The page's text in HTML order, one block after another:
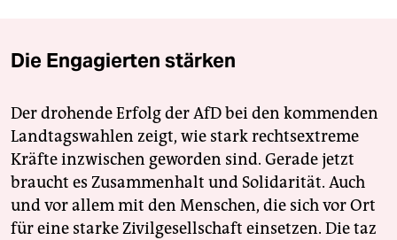
Die Engagierten stärken
Der drohende Erfolg der AfD bei den kommenden
Landtagswahlen zeigt, wie stark rechtsextreme
Kräfte inzwischen geworden sind. Gerade jetzt
braucht es Zusammenhalt und Solidarität. Auch
und vor allem mit den Menschen, die sich vor Ort
für eine starke Zivilgesellschaft einsetzen. Die taz